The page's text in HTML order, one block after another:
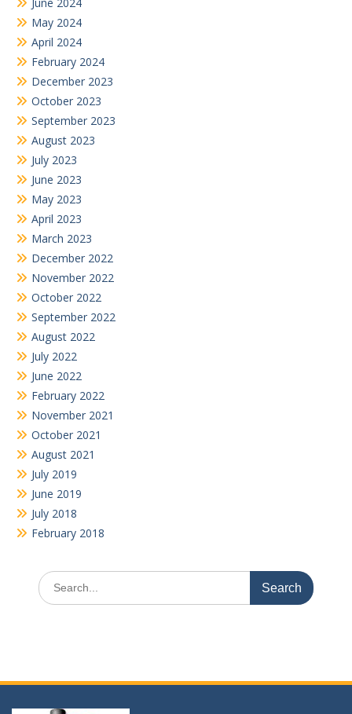
May 2024
April 2024
February 2024
December 2023
October 2023
September 2023
August 2023
July 2023
June 2023
May 2023
April 2023
March 2023
December 2022
November 2022
October 2022
September 2022
August 2022
July 2022
June 2022
February 2022
November 2021
October 2021
August 2021
July 2019
June 2019
July 2018
February 2018
Search
for: